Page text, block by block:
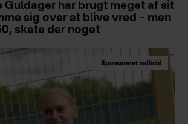
Guldager har brugt meget af sit
sig over at blive vred – men
skete der noget
Sponsoreret indhold